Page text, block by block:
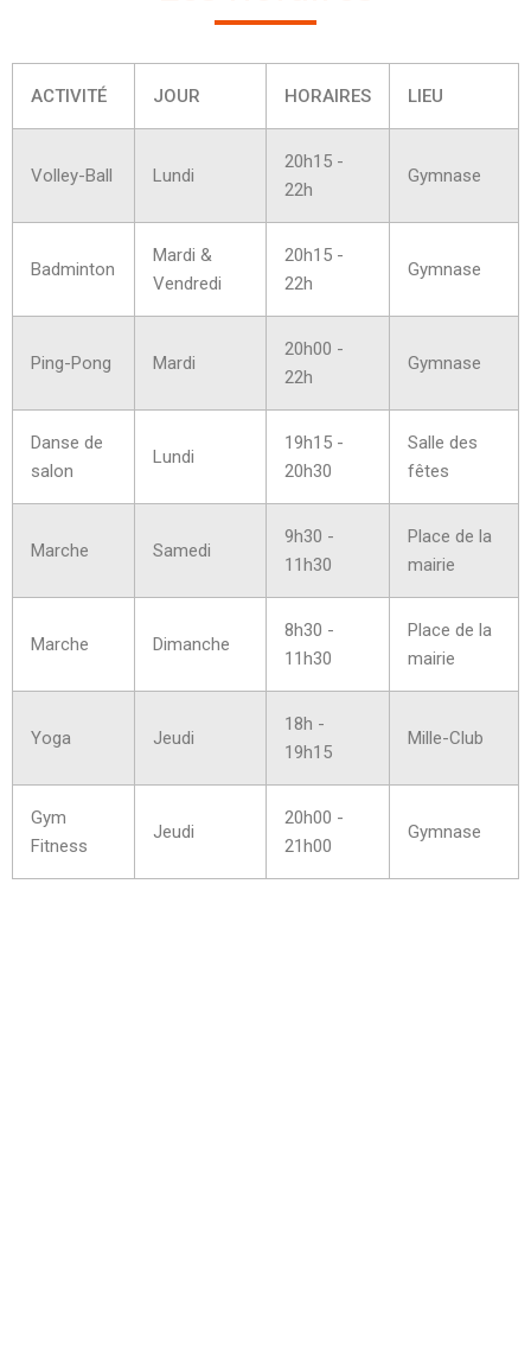
ACTIVITÉ JOUR HORAIRES LIEU
Volley-Ball Lundi
20h15 -
22h
Gymnase
Badminton
Mardi &
Vendredi
20h15 -
22h
Gymnase
Ping-Pong Mardi
20h00 -
22h
Gymnase
Danse de
salon
Lundi
19h15 -
20h30
Salle des
fêtes
Marche Samedi
9h30 -
11h30
Place de la
mairie
Marche Dimanche
8h30 -
11h30
Place de la
mairie
Yoga Jeudi
18h -
19h15
Mille-Club
Gym
Fitness
Jeudi
20h00 -
21h00
Gymnase